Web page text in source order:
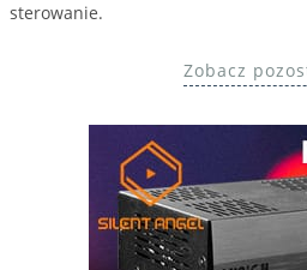
sterowanie.
Zobacz